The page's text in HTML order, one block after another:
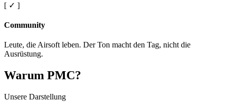
[ ✓ ]
Community
Leute, die Airsoft leben. Der Ton macht den Tag, nicht die
Ausrüstung.
Warum PMC?
Unsere Darstellung